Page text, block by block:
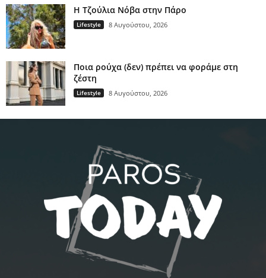
H Τζούλια Νόβα στην Πάρο
Lifestyle 8 Αυγούστου, 2026
Ποια ρούχα (δεν) πρέπει να φοράμε στη
ζέστη
Lifestyle 8 Αυγούστου, 2026